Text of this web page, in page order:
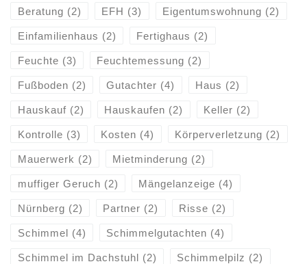
Beratung (2) EFH (3) Eigentumswohnung (2)
Einfamilienhaus (2) Fertighaus (2)
Feuchte (3) Feuchtemessung (2)
Fußboden (2) Gutachter (4) Haus (2)
Hauskauf(2) Hauskaufen (2) Keller (2)
Kontrolle (3) Kosten (4) Körperverletzung (2)
Mauerwerk (2) Mietminderung (2)
muffiger Geruch (2) Mängelanzeige (4)
Nürnberg (2) Partner (2) Risse (2)
Schimmel (4) Schimmelgutachten (4)
Schimmel im Dachstuhl (2) Schimmelpilz (2)